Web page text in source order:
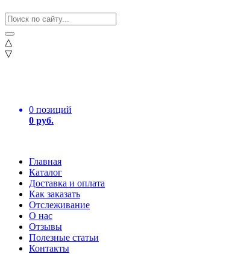
△
▽
0 позиций
0 руб.
Главная
Каталог
Доставка и оплата
Как заказать
Отслеживание
О нас
Отзывы
Полезные статьи
Контакты